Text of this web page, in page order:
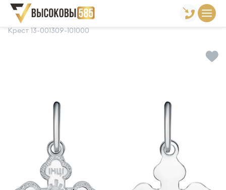
Главная Склад готовой продукции
Крест 13-001309-101000